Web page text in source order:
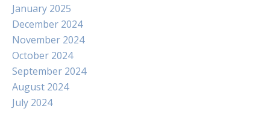
January 2025
December 2024
November 2024
October 2024
September 2024
August 2024
July 2024